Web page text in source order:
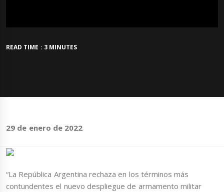
READ TIME : 3 MINUTES
29 de enero de 2022
“La República Argentina rechaza en los términos más
contundentes el nuevo despliegue de armamento militar